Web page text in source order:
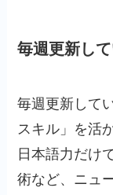
毎週更新し
毎週更新して
スキル」を活
日本語力だけ
術など、ニュ